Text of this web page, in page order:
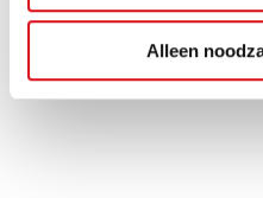
Alleen